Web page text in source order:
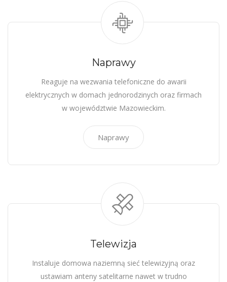
Naprawy
Reaguje na wezwania telefoniczne do awarii
elektrycznych w domach jednorodzinych oraz firmach
w województwie Mazowieckim.
Naprawy
Telewizja
Instaluje domowa naziemną sieć telewizyjną oraz
ustawiam anteny satelitarne nawet w trudno